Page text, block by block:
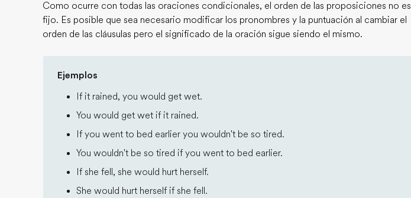
Como ocurre con todas las oraciones condicionales, el orden de las proposiciones no es
fijo. Es posible que sea necesario modificar los pronombres y la puntuación al cambiar el
orden de las cláusulas pero el significado de la oración sigue siendo el mismo.
Ejemplos
If it rained, you would get wet.
You would get wet if it rained.
If you went to bed earlier you wouldn't be so tired.
You wouldn't be so tired if you went to bed earlier.
If she fell, she would hurt herself.
She would hurt herself if she fell.